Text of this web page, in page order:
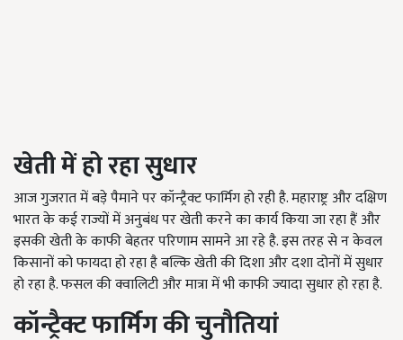
खेती में हो रहा सुधार
आज गुजरात में बड़े पैमाने पर कॉन्ट्रैक्ट फार्मिग हो रही है. महाराष्ट्र और दक्षिण
भारत के कई राज्यों में अनुबंध पर खेती करने का कार्य किया जा रहा हैं और
इसकी खेती के काफी बेहतर परिणाम सामने आ रहे है. इस तरह से न केवल
किसानों को फायदा हो रहा है बल्कि खेती की दिशा और दशा दोनों में सुधार
हो रहा है. फसल की क्वालिटी और मात्रा में भी काफी ज्यादा सुधार हो रहा है.
कॉन्ट्रैक्ट फार्मिग की चुनौतियां